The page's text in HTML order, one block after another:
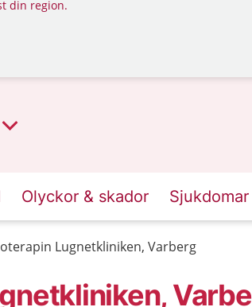
din region.
Olyckor & skador
Lugnetkliniken, Varberg